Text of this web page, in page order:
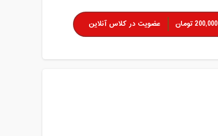
200,000 تومان عضویت در کلاس آنلاین